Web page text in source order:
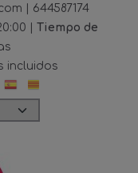
|
644587174
| Tiempo de
incluidos